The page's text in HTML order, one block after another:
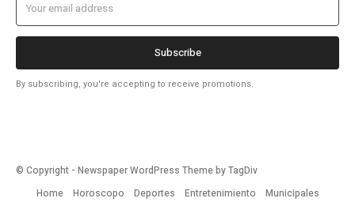
Subscribe
By subscribing, you're accepting to receive promotions.
© Copyright - Newspaper WordPress Theme by TagDiv
Home
Horoscopo Deportes Entretenimiento Municipales